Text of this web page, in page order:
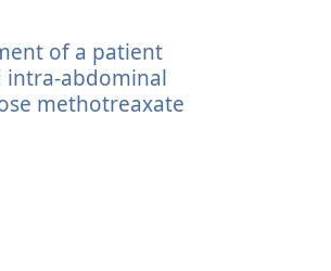
of a patient
intra-abdominal
methotreaxate